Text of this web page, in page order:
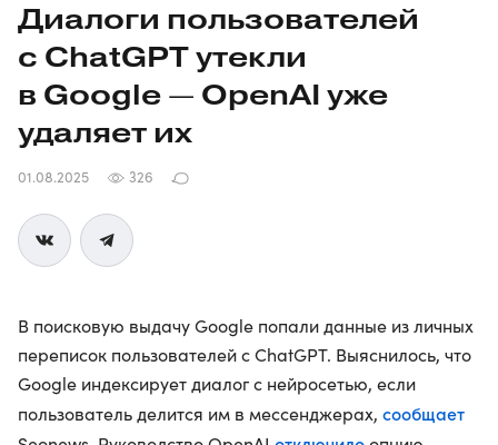
Диалоги пользователей
с ChatGPT утекли
в Google — OpenAI уже
удаляет их
01.08.2025 326
В поисковую выдачу Google попали данные из личных
переписок пользователей с ChatGPT. Выяснилось, что
Google индексирует диалог с нейросетью, если
пользователь делится им в мессенджерах, сообщает